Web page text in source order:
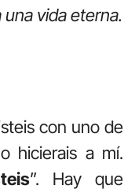
vida eterna.
con uno de
hicierais a mí.
”. Hay que